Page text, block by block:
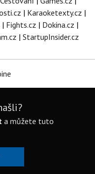
| Karaoketexty.cz |
| Fights.cz | Dokina.cz |
| StartupInsider.cz
a můžete tuto